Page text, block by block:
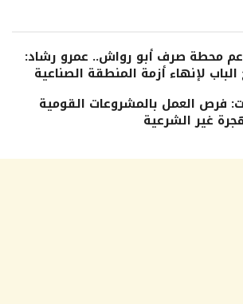
لدعم محطة صرف أبو رواش.. عمرو رشاد:
لإنهاء أزمة المنطقة الصناعية
فرص العمل بالمشروعات القومية
غير الشرعية